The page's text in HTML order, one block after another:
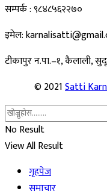
सम्पर्क : ९८४८५६२२७०
इमेल:
टीकापुर न.पा.–१, कैलाली,
© 2021Satti
No Result
View All Result
गृहपेज